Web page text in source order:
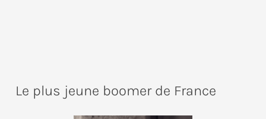
Le plus jeune boomer de France